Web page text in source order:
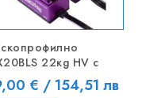
22кg HV с
€ / 154,51 лв